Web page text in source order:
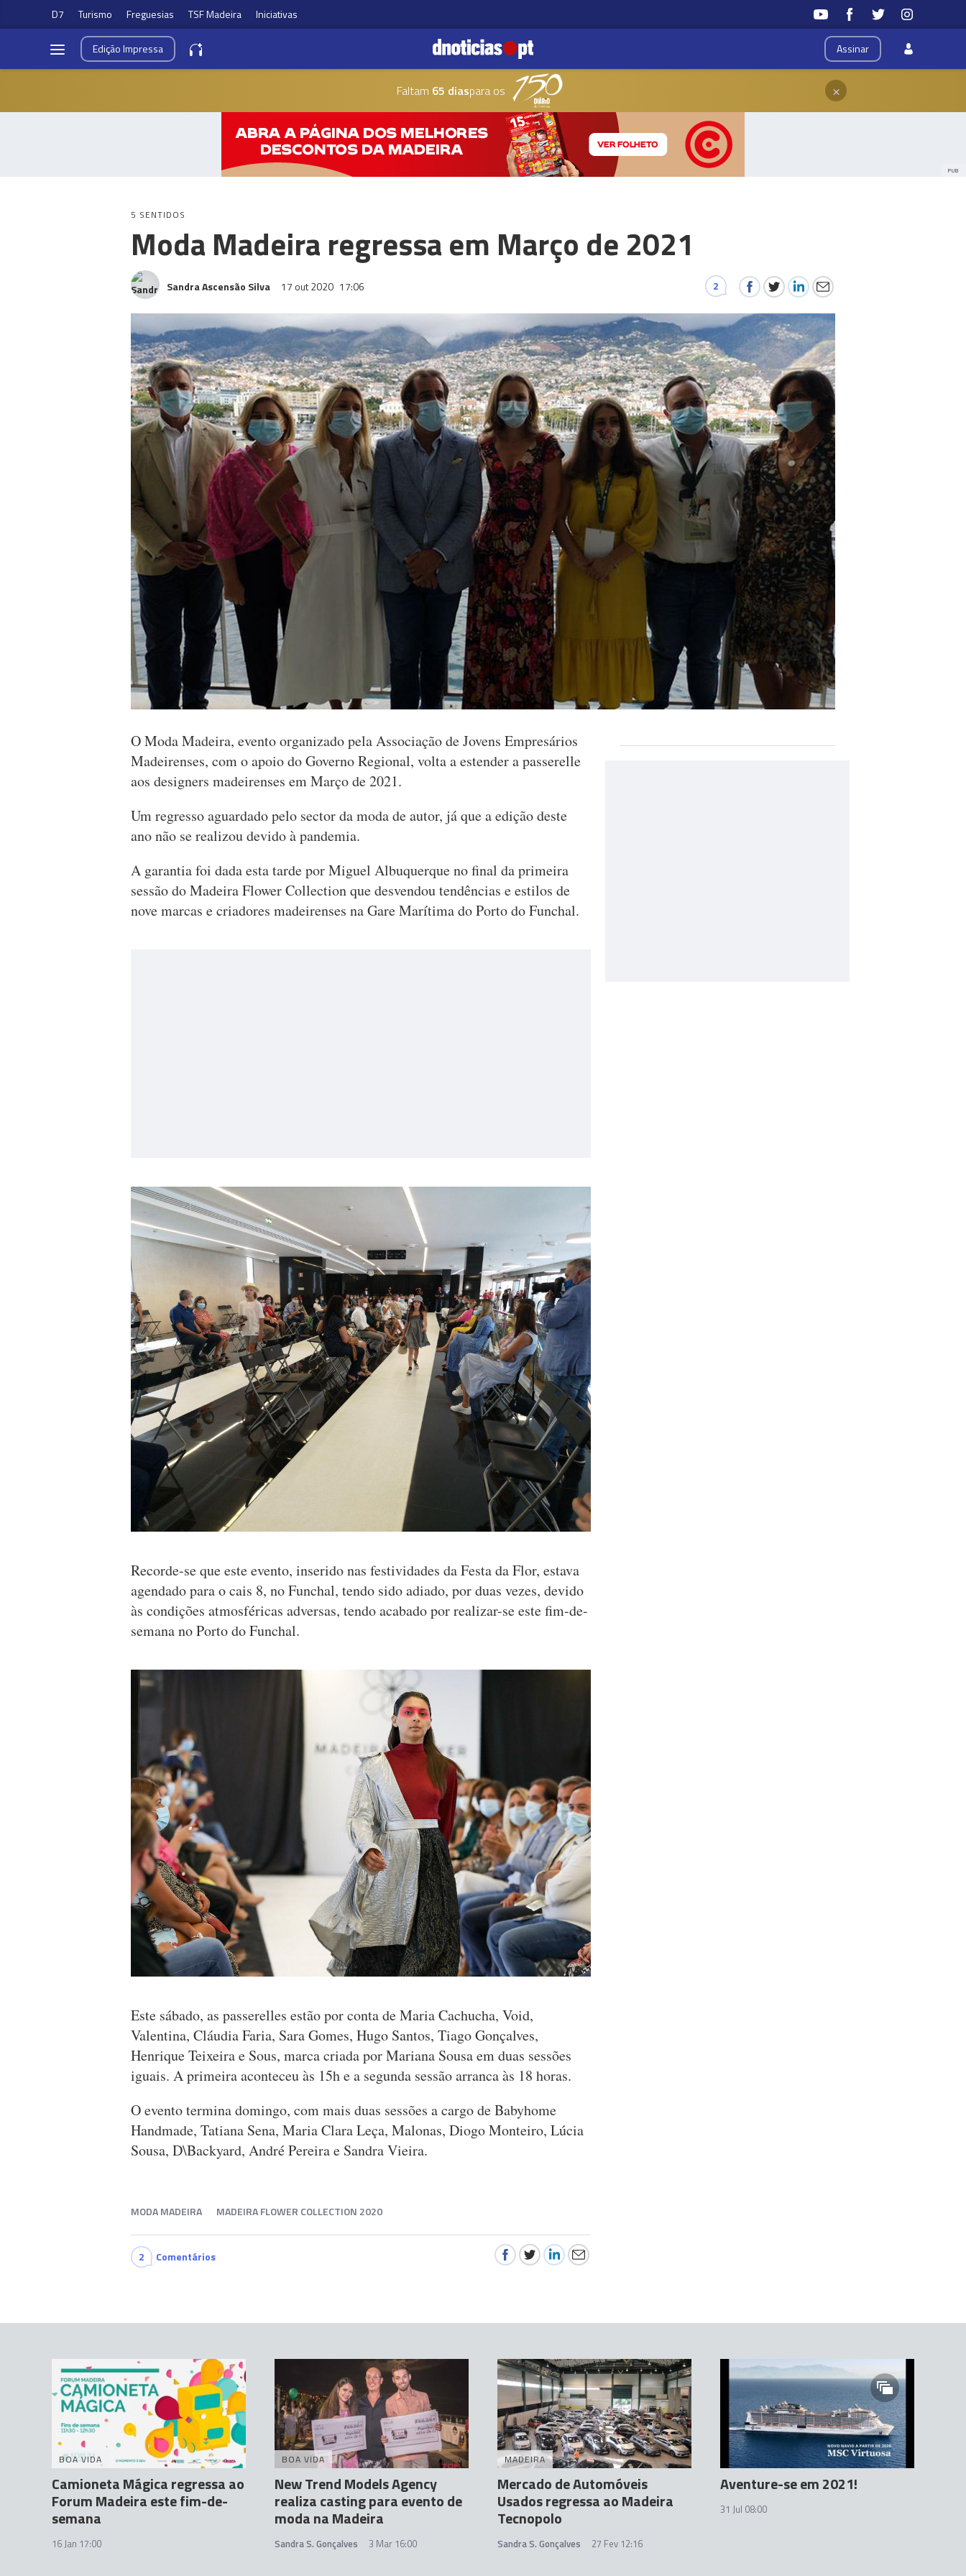
D7 Turismo Freguesias TSF Madeira Iniciativas
Assinar
EdiçãoImpressa
Faltam 65 diaspara os ×
PUB
5 SENTIDOS
Moda Madeira regressa em Março de 2021
Sandra Ascensão Silva 17 out 2020 17:06 2
O Moda Madeira, evento organizado pela Associação de Jovens Empresários
Madeirenses, com o apoio do Governo Regional, volta a estender a passerelle
aos designers madeirenses em Março de 2021.
Um regresso aguardado pelo sector da moda de autor, já que a edição deste
ano não se realizou devido à pandemia.
A garantia foi dada esta tarde por Miguel Albuquerque no final da primeira
sessão do Madeira Flower Collection que desvendou tendências e estilos de
nove marcas e criadores madeirenses na Gare Marítima do Porto do Funchal.
Recorde-se que este evento, inserido nas festividades da Festa da Flor, estava
agendado para o cais 8, no Funchal, tendo sido adiado, por duas vezes, devido
às condições atmosféricas adversas, tendo acabado por realizar-se este fim-de-
semana no Porto do Funchal.
Este sábado, as passerelles estão por conta de Maria Cachucha, Void,
Valentina, Cláudia Faria, Sara Gomes, Hugo Santos, Tiago Gonçalves,
Henrique Teixeira e Sous, marca criada por Mariana Sousa em duas sessões
iguais. A primeira aconteceu às 15h e a segunda sessão arranca às 18 horas.
O evento termina domingo, com mais duas sessões a cargo de Babyhome
Handmade, Tatiana Sena, Maria Clara Leça, Malonas, Diogo Monteiro, Lúcia
Sousa, D\Backyard, André Pereira e Sandra Vieira.
MODA MADEIRA MADEIRA FLOWER COLLECTION 2020
2 Comentários
BOA VIDA
Camioneta Mágica regressa ao
Forum Madeira este fim-de-
semana
16 Jan 17:00
BOA VIDA
New Trend Models Agency
realiza casting para evento de
moda na Madeira
Sandra S. Gonçalves 3 Mar 16:00
MADEIRA
Mercado de Automóveis
Usados regressa ao Madeira
Tecnopolo
Sandra S. Gonçalves 27 Fev 12:16
Aventure-se em 2021!
31 Jul 08:00